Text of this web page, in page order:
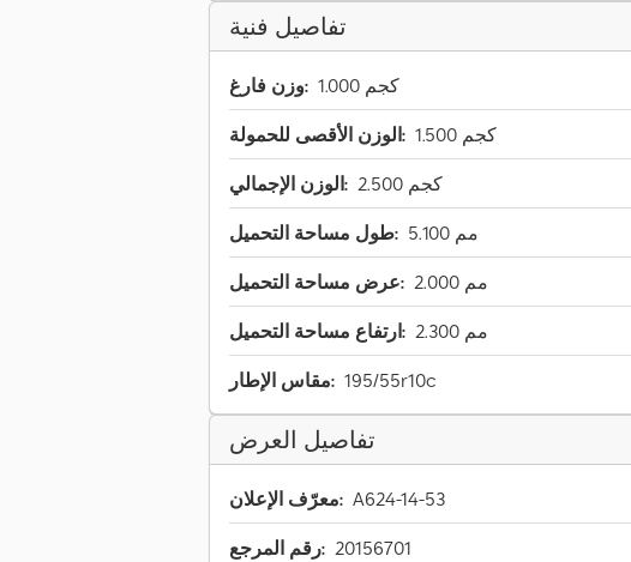
تفاصيل فنية
وزن فارغ: 1.000 كجم
الوزن الأقصى للحمولة: 1.500 كجم
الوزن الإجمالي: 2.500 كجم
طول مساحة التحميل: 5.100 مم
عرض مساحة التحميل: 2.000 مم
ارتفاع مساحة التحميل: 2.300 مم
مقاس الإطار: 195/55r10c
تفاصيل العرض
معرّف الإعلان: A624-14-53
رقم المرجع: 20156701